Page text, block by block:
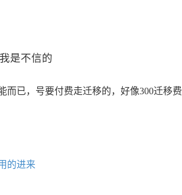
是不信的
而已，号要付费走迁移的，好像300迁移费
的进来